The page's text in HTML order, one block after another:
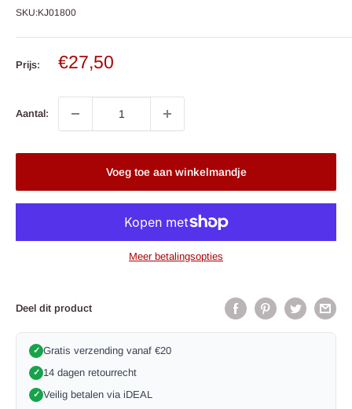
SKU:KJ01800
Prijs:
Verkoop
€27,50
Aantal:
Voeg toe aan winkelmandje
Meer betalingsopties
Deel dit product
✓ Gratis verzending vanaf €20
✓ 14 dagen retourrecht
✓ Veilig betalen via iDEAL